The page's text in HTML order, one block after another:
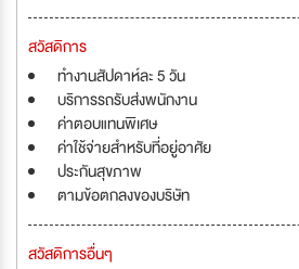
สวัสดิการ
ทำงานสัปดาห์ละ 5 วัน
บริการรถรับส่งพนักงาน
ค่าตอบแทนพิเศษ
ค่าใช้จ่ายสำหรับที่อยู่อาศัย
ประกันสุขภาพ
ตามข้อตกลงของบริษัท
สวัสดิการอื่นๆ